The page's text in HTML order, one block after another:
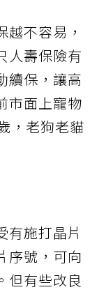
不容易，
人壽保險有
續保，讓高
市面上寵物
，老狗老貓
有施打晶片
序號，可向
但有些改良